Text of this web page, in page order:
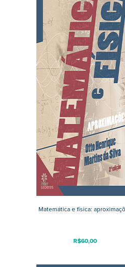
Matemática e física:
R$60,00